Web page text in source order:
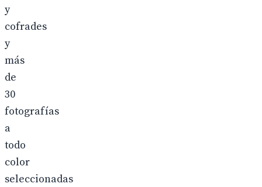
y
cofrades
y
más
de
30
fotografías
a
todo
color
seleccionadas